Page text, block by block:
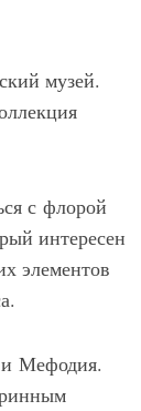
музей.
с флорой
интересен
элементов
и Мефодия.